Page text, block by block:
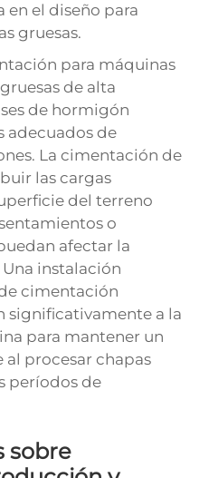
el diseño para
gruesas.
para máquinas
de alta
de hormigón
adecuados de
La cimentación de
las cargas
del terreno
o
afectar la
instalación
cimentación
a la
para mantener un
procesar chapas
períodos de
sobre